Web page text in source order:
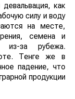
как
силу и воду
на месте,
семена и
из-за рубежа.
Тенге же в
падение, что
продукции